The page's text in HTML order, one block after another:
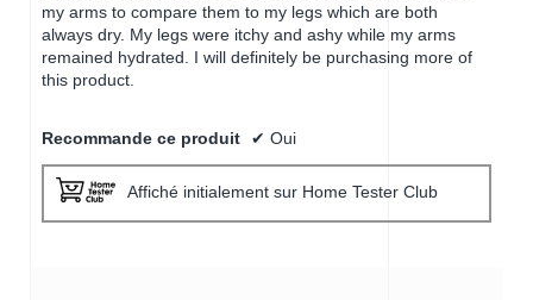
my arms to compare them to my legs which are both
always dry. My legs were itchy and ashy while my arms
remained hydrated. I will definitely be purchasing more of
this product.
Recommande ce produit ✔ Oui
Affiché initialement sur Home Tester Club